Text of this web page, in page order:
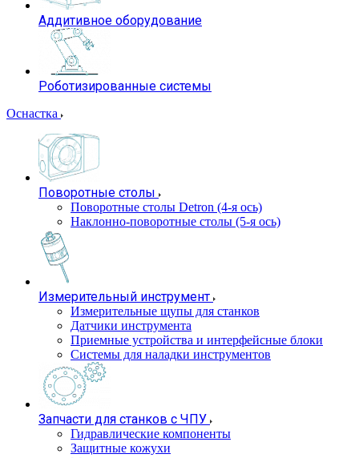
Аддитивное оборудование
Роботизированные системы
Оснастка
Поворотные столы
Поворотные столы Detron (4-я ось)
Наклонно-поворотные столы (5-я ось)
Измерительный инструмент
Измерительные щупы для станков
Датчики инструмента
Приемные устройства и интерфейсные блоки
Системы для наладки инструментов
Запчасти для станков с ЧПУ
Гидравлические компоненты
Защитные кожухи